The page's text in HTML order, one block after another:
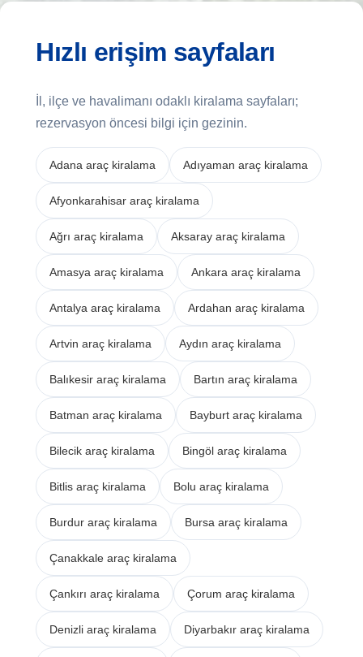
Hızlı erişim sayfaları
İl, ilçe ve havalimanı odaklı kiralama sayfaları;
rezervasyon öncesi bilgi için gezinin.
Adana araç kiralama Adıyaman araç kiralama
Afyonkarahisar araç kiralama
Ağrı araç kiralama Aksaray araç kiralama
Amasya araç kiralama Ankara araç kiralama
Antalya araç kiralama Ardahan araç kiralama
Artvin araç kiralama Aydın araç kiralama
Balıkesir araç kiralama Bartın araç kiralama
Batman araç kiralama Bayburt araç kiralama
Bilecik araç kiralama Bingöl araç kiralama
Bitlis araç kiralama Bolu araç kiralama
Burdur araç kiralama Bursa araç kiralama
Çanakkale araç kiralama
Çankırı araç kiralama Çorum araç kiralama
Denizli araç kiralama Diyarbakır araç kiralama